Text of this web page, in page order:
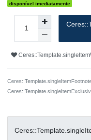
disponível imediatamente